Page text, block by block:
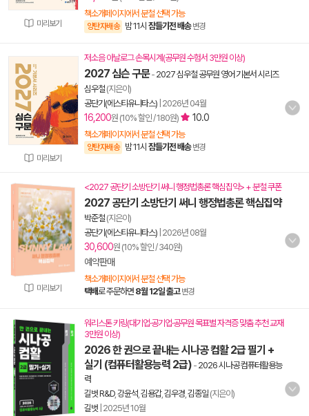
미리보기
책소개페이지에서 분철 선택 가능
양탄자배송 밤 11시 잠들기전 배송 변경
미리보기
저소음 아날로그 손목시계(공무원 수험서 3만원 이상)
2027 심슨 구문- 2027 심우철 공무원 영어 기본서 시리즈
심우철 (지은이)
공단기(에스티유니타스) 2026년 04월
16,200원 (10% 할인 / 180원) 10.0
책소개페이지에서 분철 선택 가능
양탄자배송 밤 11시 잠들기전 배송 변경
미리보기
<2027 공단기 소방단기 써니 행정법총론 핵심집약> + 분철 쿠폰
2027 공단기 소방단기 써니 행정법총론 핵심집약
박준철 (지은이)
공단기(에스티유니타스) 2026년 08월
30,600원 (10% 할인 / 340원)
예약판매
책소개페이지에서 분철 선택 가능
택배로 주문하면 8월 12일 출고 변경
워리스톤 키링(대기업·공기업·공무원 목표별 자격증 맞춤 추천 교재
3만원 이상)
2026 한 권으로 끝내는 시나공 컴활 2급 필기 +
실기 (컴퓨터활용능력 2급) - 2026 시나공 컴퓨터활용능
력
길벗 R&D, 강윤석 김용갑, 김우경 김종일 (지은이)
길벗 2025년 10월